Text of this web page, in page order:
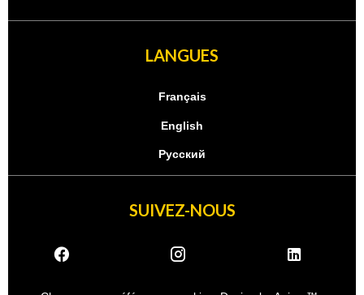
LANGUES
Français
English
Русский
SUIVEZ-NOUS